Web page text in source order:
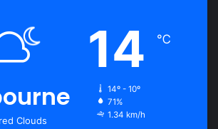
Clouds
14 ℃
14º - 10º
71%
1.34 km/h